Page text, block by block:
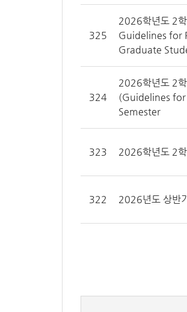
325
2026학년도 2
Guidelines for
Graduate
324
2026학년도 2
(Guidelines
Semester
323 2026학년도 2
322 2026년도 상반